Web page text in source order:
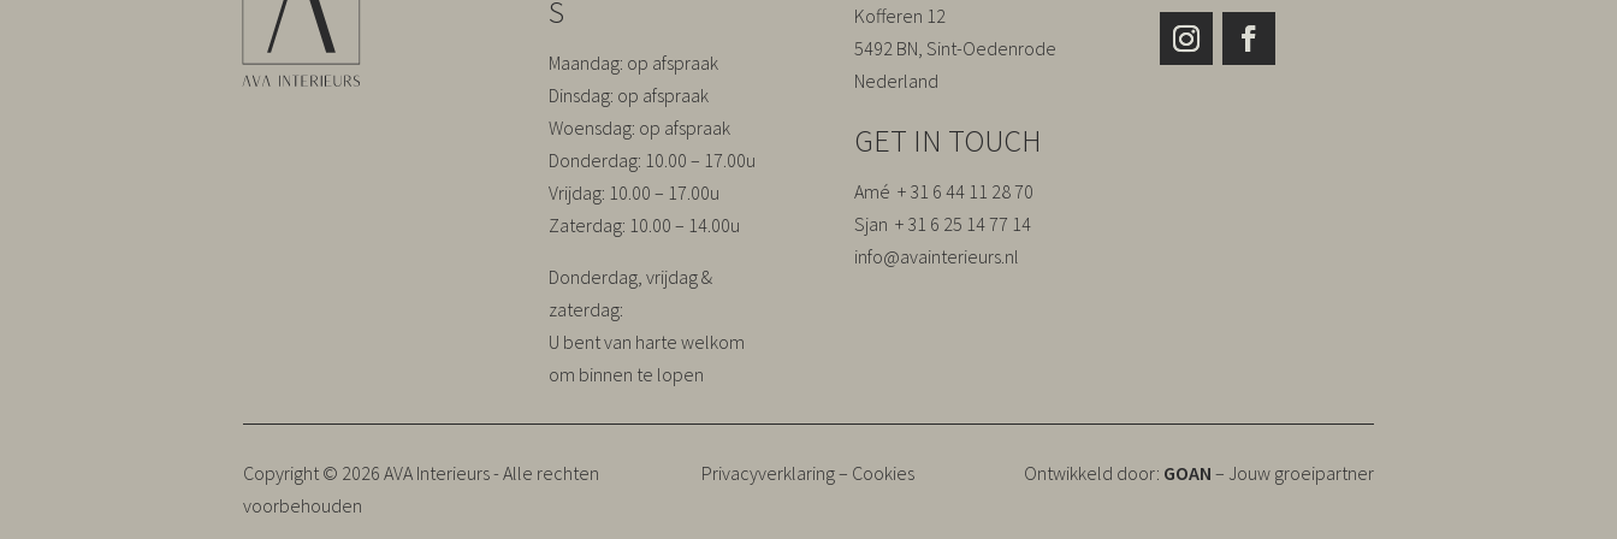
S
Maandag: op afspraak
Dinsdag: op afspraak
Woensdag: op afspraak
Donderdag: 10.00 – 17.00u
Vrijdag: 10.00 – 17.00u
Zaterdag: 10.00 – 14.00u
Donderdag, vrijdag &
zaterdag:
U bent van harte welkom
om binnen te lopen
Kofferen 12
5492 BN, Sint-Oedenrode
Nederland
GET IN TOUCH
Amé + 31 6 44 11 28 70
Sjan + 31 6 25 14 77 14
info@avainterieurs.nl
Copyright © 2026 AVA Interieurs - Alle rechten
voorbehouden
Privacyverklaring – Cookies Ontwikkeld door: GOAN – Jouw groeipartner